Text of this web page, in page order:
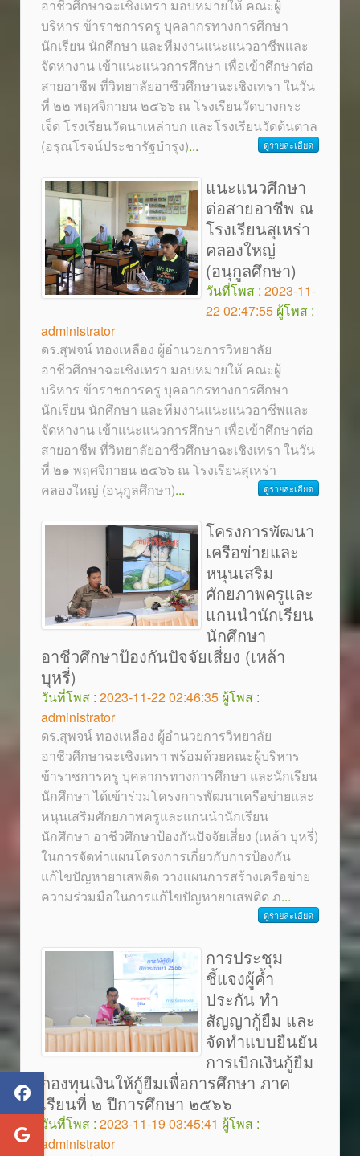
อาชีวศึกษาฉะเชิงเทรา มอบหมายให้ คณะผู้
บริหาร ข้าราชการครู บุคลากรทางการศึกษา
นักเรียน นักศึกษา และทีมงานแนะแนวอาชีพและ
จัดหางาน เข้าแนะแนวการศึกษา เพื่อเข้าศึกษาต่อ
สายอาชีพ ที่วิทยาลัยอาชีวศึกษาฉะเชิงเทรา ในวัน
ที่ ๒๒ พฤศจิกายน ๒๕๖๖ ณ โรงเรียนวัดบางกระ
เจ็ด โรงเรียนวัดนาเหล่าบก และโรงเรียนวัดต้นตาล
(อรุณโรจน์ประชารัฐบำรุง)... ดูรายละเอียด
แนะแนวศึกษา
ต่อสายอาชีพ ณ
โรงเรียนสุเหร่า
คลองใหญ่
(อนุกูลศึกษา)
วันที่โพส : 2023-11-
22 02:47:55 ผู้โพส :
administrator
ดร.สุพจน์ ทองเหลือง ผู้อำนวยการวิทยาลัย
อาชีวศึกษาฉะเชิงเทรา มอบหมายให้ คณะผู้
บริหาร ข้าราชการครู บุคลากรทางการศึกษา
นักเรียน นักศึกษา และทีมงานแนะแนวอาชีพและ
จัดหางาน เข้าแนะแนวการศึกษา เพื่อเข้าศึกษาต่อ
สายอาชีพ ที่วิทยาลัยอาชีวศึกษาฉะเชิงเทรา ในวัน
ที่ ๒๑ พฤศจิกายน ๒๕๖๖ ณ โรงเรียนสุเหร่า
คลองใหญ่ (อนุกูลศึกษา)... ดูรายละเอียด
โครงการพัฒนา
เครือข่ายและ
หนุนเสริม
ศักยภาพครูและ
แกนนำนักเรียน
นักศึกษา
อาชีวศึกษาป้องกันปัจจัยเสี่ยง (เหล้า
บุหรี่)
วันที่โพส : 2023-11-22 02:46:35 ผู้โพส :
administrator
ดร.สุพจน์ ทองเหลือง ผู้อำนวยการวิทยาลัย
อาชีวศึกษาฉะเชิงเทรา พร้อมด้วยคณะผู้บริหาร
ข้าราชการครู บุคลากรทางการศึกษา และนักเรียน
นักศึกษา ได้เข้าร่วมโครงการพัฒนาเครือข่ายและ
หนุนเสริมศักยภาพครูและแกนนำนักเรียน
นักศึกษา อาชีวศึกษาป้องกันปัจจัยเสี่ยง (เหล้า บุหรี่)
ในการจัดทำแผนโครงการเกี่ยวกับการป้องกัน
แก้ไขปัญหายาเสพติด วางแผนการสร้างเครือข่าย
ความร่วมมือในการแก้ไขปัญหายาเสพติด ภ...
ดูรายละเอียด
การประชุม
ชี้แจงผู้ค้ำ
ประกัน ทำ
สัญญากู้ยืม และ
จัดทำแบบยืนยัน
การเบิกเงินกู้ยืม
กองทุนเงินให้กู้ยืมเพื่อการศึกษา ภาค
เรียนที่ ๒ ปีการศึกษา ๒๕๖๖
วันที่โพส : 2023-11-19 03:45:41 ผู้โพส :
administrator